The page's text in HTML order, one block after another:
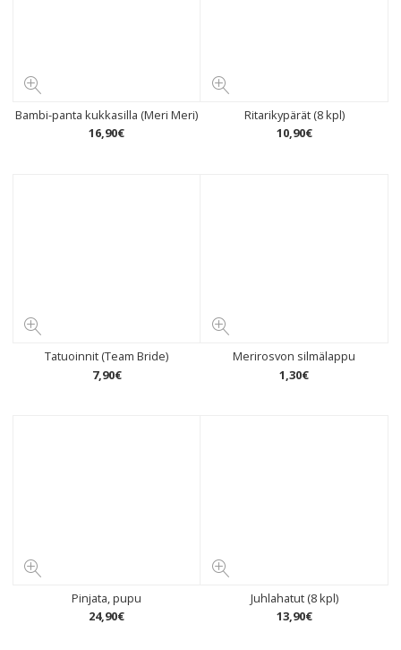
Bambi-panta kukkasilla (Meri Meri)
16,90€
Ritarikypärät (8 kpl)
10,90€
Tatuoinnit (Team Bride)
7,90€
Merirosvon silmälappu
1,30€
Pinjata, pupu
24,90€
Juhlahatut (8 kpl)
13,90€